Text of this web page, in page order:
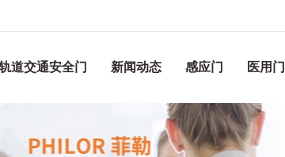
道交通安全门 新闻动态 感应门 医用门